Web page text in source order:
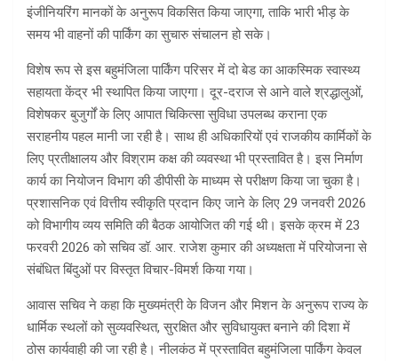
इंजीनियरिंग मानकों के अनुरूप विकसित किया जाएगा, ताकि भारी भीड़ के
समय भी वाहनों की पार्किंग का सुचारु संचालन हो सके।
विशेष रूप से इस बहुमंजिला पार्किंग परिसर में दो बेड का आकस्मिक स्वास्थ्य
सहायता केंद्र भी स्थापित किया जाएगा। दूर-दराज से आने वाले श्रद्धालुओं,
विशेषकर बुजुर्गों के लिए आपात चिकित्सा सुविधा उपलब्ध कराना एक
सराहनीय पहल मानी जा रही है। साथ ही अधिकारियों एवं राजकीय कार्मिकों के
लिए प्रतीक्षालय और विश्राम कक्ष की व्यवस्था भी प्रस्तावित है। इस निर्माण
कार्य का नियोजन विभाग की डीपीसी के माध्यम से परीक्षण किया जा चुका है।
प्रशासनिक एवं वित्तीय स्वीकृति प्रदान किए जाने के लिए 29 जनवरी 2026
को विभागीय व्यय समिति की बैठक आयोजित की गई थी। इसके क्रम में 23
फरवरी 2026 को सचिव डॉ. आर. राजेश कुमार की अध्यक्षता में परियोजना से
संबंधित बिंदुओं पर विस्तृत विचार-विमर्श किया गया।
आवास सचिव ने कहा कि मुख्यमंत्री के विजन और मिशन के अनुरूप राज्य के
धार्मिक स्थलों को सुव्यवस्थित, सुरक्षित और सुविधायुक्त बनाने की दिशा में
ठोस कार्यवाही की जा रही है। नीलकंठ में प्रस्तावित बहुमंजिला पार्किंग केवल